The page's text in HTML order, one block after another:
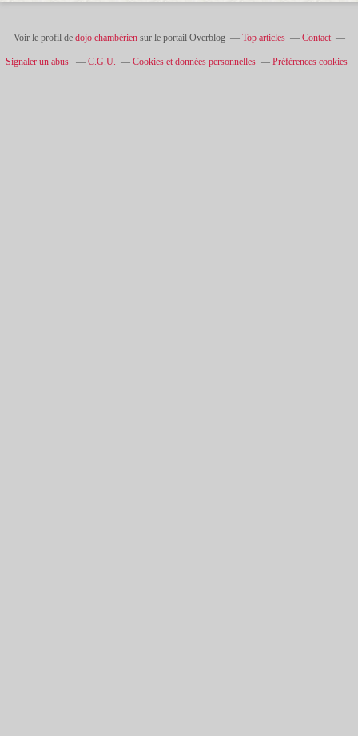
Voir le profil de dojo chambériensur le portail Overblog Top articles Contact
Signaler un abus C.G.U. Cookies et données personnelles Préférences cookies